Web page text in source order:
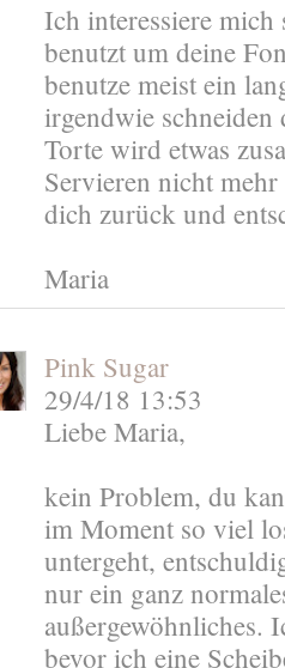
Ich interessiere mich
benutzt um deine
benutze meist ein
irgendwie
Torte wird etwas
Servieren nicht
dich zurück und
Maria
Pink Sugar
29/4/18 13:53
Liebe Maria,
kein Problem, du
im Moment so viel
untergeht,
nur ein ganz
außergewöhnliches.
bevor ich eine